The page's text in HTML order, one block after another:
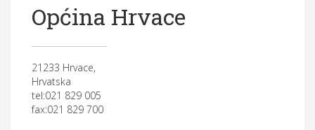
Općina Hrvace
21233 Hrvace,
Hrvatska
tel:021 829 005
fax:021 829 700